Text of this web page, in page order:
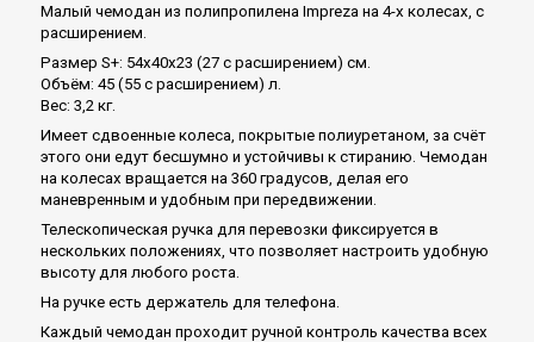
Малый чемодан из полипропилена Impreza на 4-х колесах, с
расширением.
Размер S+: 54x40x23 (27 с расширением) см.
Объём: 45 (55 с расширением) л.
Вес: 3,2 кг.
Имеет сдвоенные колеса, покрытые полиуретаном, за счёт
этого они едут бесшумно и устойчивы к стиранию. Чемодан
на колесах вращается на 360 градусов, делая его
маневренным и удобным при передвижении.
Телескопическая ручка для перевозки фиксируется в
нескольких положениях, что позволяет настроить удобную
высоту для любого роста.
На ручке есть держатель для телефона.
Каждый чемодан проходит ручной контроль качества всех